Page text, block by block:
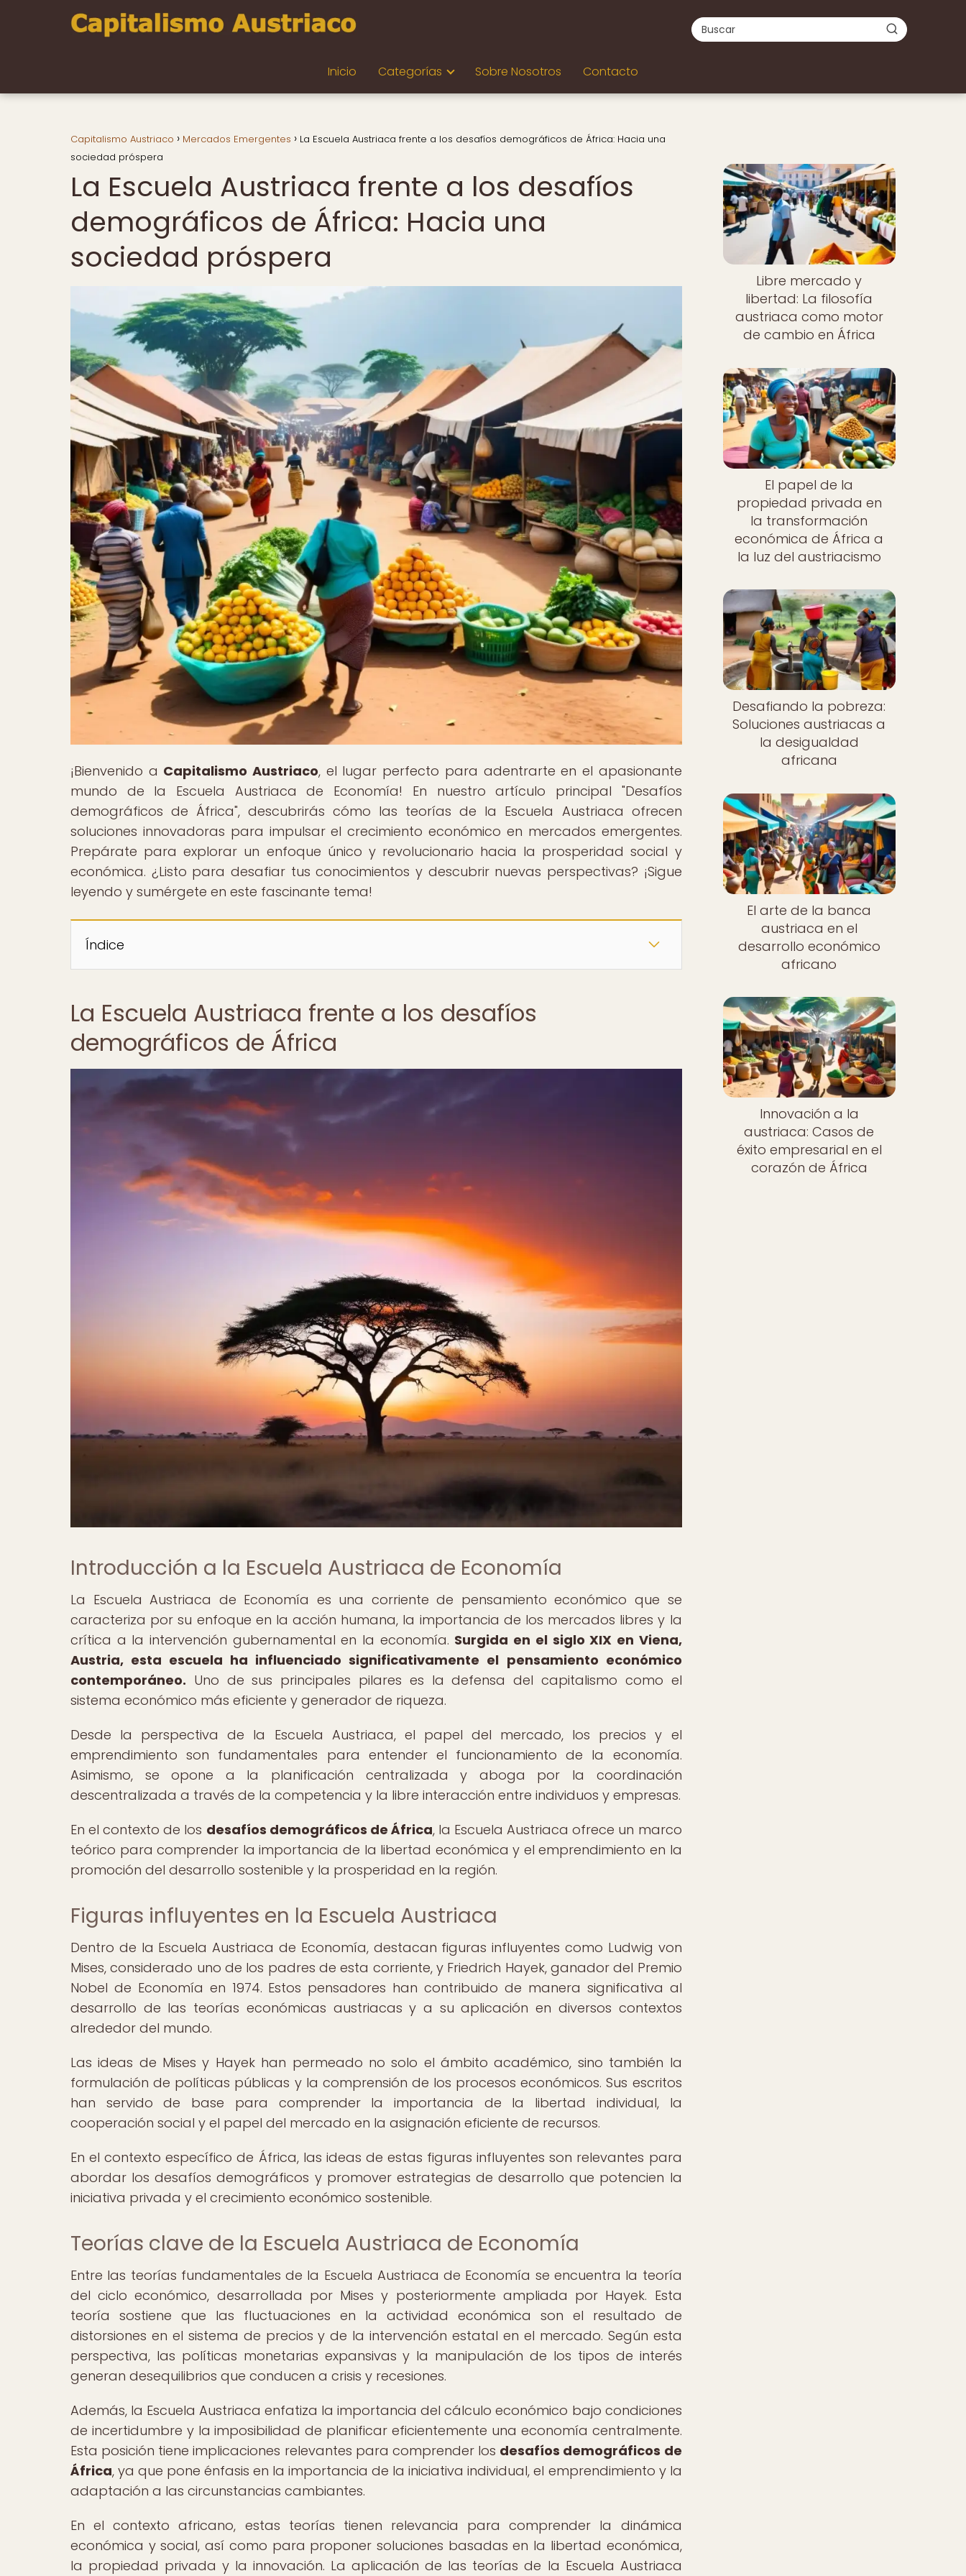
Inicio Categorías Sobre Nosotros Contacto
Capitalismo Austriaco Mercados Emergentes
La Escuela Austriaca frente a los desafíos demográficos de África: Hacia una
sociedad próspera
La Escuela Austriaca frente a los desafíos
demográficos de África: Hacia una
sociedad próspera
¡Bienvenido a Capitalismo Austriaco, el lugar perfecto para adentrarte en el apasionante
mundo de la Escuela Austriaca de Economía! En nuestro artículo principal "Desafíos
demográficos de África", descubrirás cómo las teorías de la Escuela Austriaca ofrecen
soluciones innovadoras para impulsar el crecimiento económico en mercados emergentes.
Prepárate para explorar un enfoque único y revolucionario hacia la prosperidad social y
económica. ¿Listo para desafiar tus conocimientos y descubrir nuevas perspectivas? ¡Sigue
leyendo y sumérgete en este fascinante tema!
Índice
La Escuela Austriaca frente a los desafíos
demográficos de África
Introducción a la Escuela Austriaca de Economía
La Escuela Austriaca de Economía es una corriente de pensamiento económico que se
caracteriza por su enfoque en la acción humana, la importancia de los mercados libres y la
crítica a la intervención gubernamental en la economía. Surgida en el siglo XIX en Viena,
Austria, esta escuela ha influenciado significativamente el pensamiento económico
contemporáneo. Uno de sus principales pilares es la defensa del capitalismo como el
sistema económico más eficiente y generador de riqueza.
Desde la perspectiva de la Escuela Austriaca, el papel del mercado, los precios y el
emprendimiento son fundamentales para entender el funcionamiento de la economía.
Asimismo, se opone a la planificación centralizada y aboga por la coordinación
descentralizada a través de la competencia y la libre interacción entre individuos y empresas.
En el contexto de los desafíos demográficos de África, la Escuela Austriaca ofrece un marco
teórico para comprender la importancia de la libertad económica y el emprendimiento en la
promoción del desarrollo sostenible y la prosperidad en la región.
Figuras influyentes en la Escuela Austriaca
Dentro de la Escuela Austriaca de Economía, destacan figuras influyentes como Ludwig von
Mises, considerado uno de los padres de esta corriente, y Friedrich Hayek, ganador del Premio
Nobel de Economía en 1974. Estos pensadores han contribuido de manera significativa al
desarrollo de las teorías económicas austriacas y a su aplicación en diversos contextos
alrededor del mundo.
Las ideas de Mises y Hayek han permeado no solo el ámbito académico, sino también la
formulación de políticas públicas y la comprensión de los procesos económicos. Sus escritos
han servido de base para comprender la importancia de la libertad individual, la
cooperación social y el papel del mercado en la asignación eficiente de recursos.
En el contexto específico de África, las ideas de estas figuras influyentes son relevantes para
abordar los desafíos demográficos y promover estrategias de desarrollo que potencien la
iniciativa privada y el crecimiento económico sostenible.
Teorías clave de la Escuela Austriaca de Economía
Entre las teorías fundamentales de la Escuela Austriaca de Economía se encuentra la teoría
del ciclo económico, desarrollada por Mises y posteriormente ampliada por Hayek. Esta
teoría sostiene que las fluctuaciones en la actividad económica son el resultado de
distorsiones en el sistema de precios y de la intervención estatal en el mercado. Según esta
perspectiva, las políticas monetarias expansivas y la manipulación de los tipos de interés
generan desequilibrios que conducen a crisis y recesiones.
Además, la Escuela Austriaca enfatiza la importancia del cálculo económico bajo condiciones
de incertidumbre y la imposibilidad de planificar eficientemente una economía centralmente.
Esta posición tiene implicaciones relevantes para comprender los desafíos demográficos de
África, ya que pone énfasis en la importancia de la iniciativa individual, el emprendimiento y la
adaptación a las circunstancias cambiantes.
En el contexto africano, estas teorías tienen relevancia para comprender la dinámica
económica y social, así como para proponer soluciones basadas en la libertad económica,
la propiedad privada y la innovación. La aplicación de las teorías de la Escuela Austriaca
Libre mercado y
libertad: La filosofía
austriaca como motor
de cambio en África
El papel de la
propiedad privada en
la transformación
económica de África a
la luz del austriacismo
Desafiando la pobreza:
Soluciones austriacas a
la desigualdad
africana
El arte de la banca
austriaca en el
desarrollo económico
africano
Innovación a la
austriaca: Casos de
éxito empresarial en el
corazón de África